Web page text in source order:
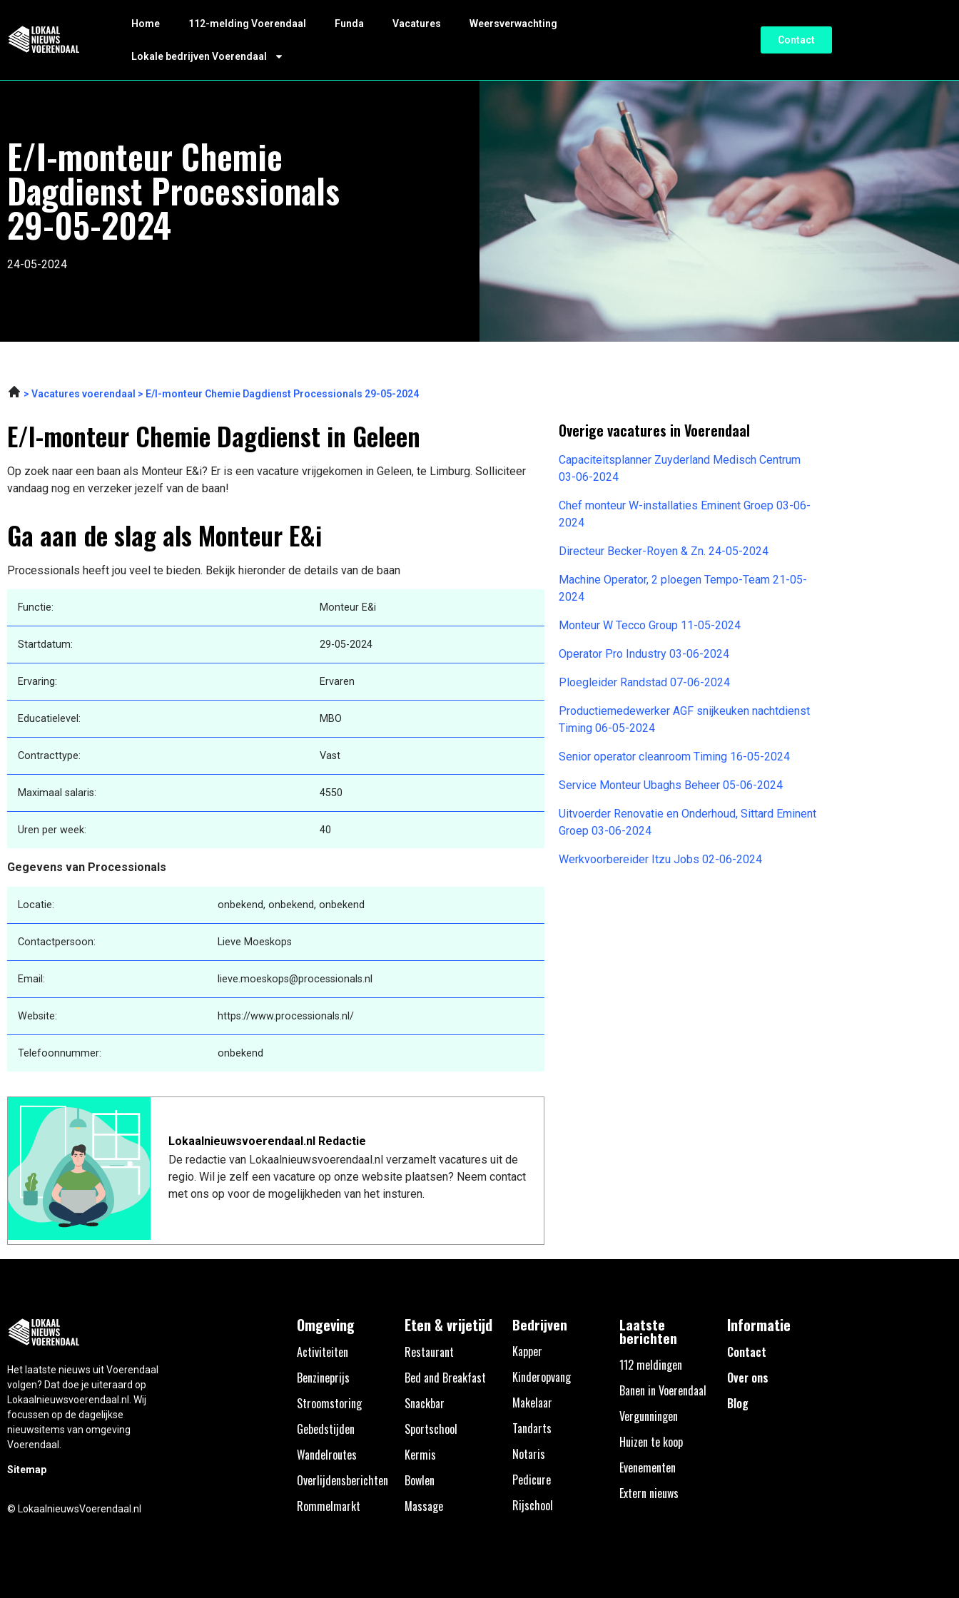
Home 112-melding Voerendaal Funda Vacatures Weersverwachting
Lokale bedrijven Voerendaal
Contact
E/I-monteur Chemie
Dagdienst Processionals
29-05-2024
24-05-2024
Vacatures voerendaal E/I-monteur Chemie Dagdienst Processionals 29-05-2024
E/I-monteur Chemie Dagdienst in Geleen
Op zoek naar een baan als Monteur E&i? Er is een vacature vrijgekomen in Geleen, te Limburg. Solliciteer
vandaag nog en verzeker jezelf van de baan!
Ga aan de slag als Monteur E&i
Processionals heeft jou veel te bieden. Bekijk hieronder de details van de baan
Functie: Monteur E&i
Startdatum: 29-05-2024
Ervaring: Ervaren
Educatielevel: MBO
Contracttype: Vast
Maximaal salaris: 4550
Uren per week: 40
Gegevens van Processionals
Locatie: onbekend, onbekend, onbekend
Contactpersoon: Lieve Moeskops
Email: lieve.moeskops@processionals.nl
Website: https://www.processionals.nl/
Telefoonnummer: onbekend
Lokaalnieuwsvoerendaal.nl Redactie
De redactie van Lokaalnieuwsvoerendaal.nl verzamelt vacatures uit de
regio. Wil je zelf een vacature op onze website plaatsen? Neem contact
met ons op voor de mogelijkheden van het insturen.
Overige vacatures in Voerendaal
Capaciteitsplanner Zuyderland Medisch Centrum
03-06-2024
Chef monteur W-installaties Eminent Groep 03-06-
2024
Directeur Becker-Royen & Zn. 24-05-2024
Machine Operator, 2 ploegen Tempo-Team 21-05-
2024
Monteur W Tecco Group 11-05-2024
Operator Pro Industry 03-06-2024
Ploegleider Randstad 07-06-2024
Productiemedewerker AGF snijkeuken nachtdienst
Timing 06-05-2024
Senior operator cleanroom Timing 16-05-2024
Service Monteur Ubaghs Beheer 05-06-2024
Uitvoerder Renovatie en Onderhoud, Sittard Eminent
Groep 03-06-2024
Werkvoorbereider Itzu Jobs 02-06-2024
Het laatste nieuws uit Voerendaal
volgen? Dat doe je uiteraard op
Lokaalnieuwsvoerendaal.nl. Wij
focussen op de dagelijkse
nieuwsitems van omgeving
Voerendaal.
Sitemap
© LokaalnieuwsVoerendaal.nl
Omgeving
Activiteiten
Benzineprijs
Stroomstoring
Gebedstijden
Wandelroutes
Overlijdensberichten
Rommelmarkt
Eten & vrijetijd
Restaurant
Bed and Breakfast
Snackbar
Sportschool
Kermis
Bowlen
Massage
Bedrijven
Kapper
Kinderopvang
Makelaar
Tandarts
Notaris
Pedicure
Rijschool
Laatste
berichten
112 meldingen
Banen in Voerendaal
Vergunningen
Huizen te koop
Evenementen
Extern nieuws
Informatie
Contact
Over ons
Blog